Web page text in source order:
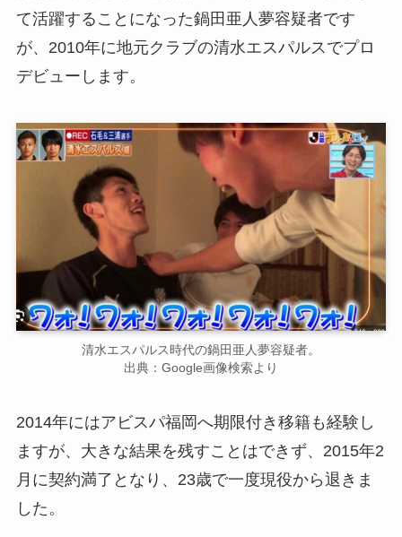
て活躍することになった鍋田亜人夢容疑者です
が、2010年に地元クラブの清水エスパルスでプロ
デビューします。
清水エスパルス時代の鍋田亜人夢容疑者。
出典：Google画像検索より
2014年にはアビスパ福岡へ期限付き移籍も経験し
ますが、大きな結果を残すことはできず、2015年2
月に契約満了となり、23歳で一度現役から退きま
した。